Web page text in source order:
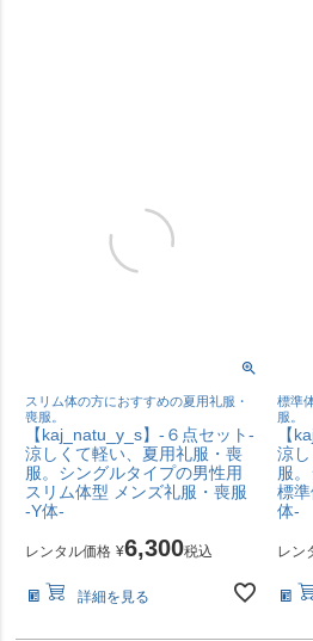
スリム体の方におすすめの夏用礼服・
喪服。
【kaj_natu_y_s】-６点セット-
涼しくて軽い、夏用礼服・喪
服。シングルタイプの男性用
スリム体型 メンズ礼服・喪服
-Y体-
レンタル価格 ¥6,300税込
詳細を見る
標準
服。
【
涼
服
標
体-
レン